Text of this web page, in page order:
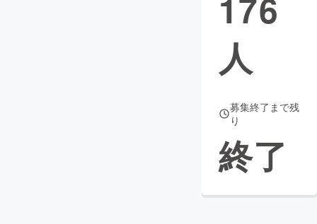
人
募集終了まで残
り
終了